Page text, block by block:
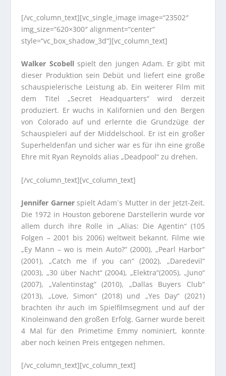
[/vc_column_text][vc_single_image image=“23502″
img_size=“620×300″ alignment=“center“
style=“vc_box_shadow_3d“][vc_column_text]
Walker Scobell spielt den jungen Adam. Er gibt mit
dieser Produktion sein Debüt und liefert eine große
schauspielerische Leistung ab. Ein weiterer Film mit
dem Titel „Secret Headquarters“ wird derzeit
produziert. Er wuchs in Kalifornien und den Bergen
von Colorado auf und erlernte die Grundzüge der
Schauspieleri auf der Middelschool. Er ist ein großer
Superheldenfan und sicher war es für ihn eine große
Ehre mit Ryan Reynolds alias „Deadpool“ zu drehen.
[/vc_column_text][vc_column_text]
Jennifer Garnerspielt Adam´s Mutter in der Jetzt-Zeit.
Die 1972 in Houston geborene Darstellerin wurde vor
allem durch ihre Rolle in „Alias: Die Agentin“ (105
Folgen – 2001 bis 2006) weltweit bekannt. Filme wie
„Ey Mann – wo is mein Auto?“ (2000), „Pearl Harbor“
(2001), „Catch me if you can“ (2002), „Daredevil“
(2003), „30 über Nacht“ (2004), „Elektra“(2005), „Juno“
(2007), „Valentinstag“ (2010), „Dallas Buyers Club“
(2013), „Love, Simon“ (2018) und „Yes Day“ (2021)
brachten ihr auch im Spielfilmsegment und auf der
Kinoleinwand den großen Erfolg. Garner wurde bereit
4 Mal für den Primetime Emmy nominiert, konnte
aber noch keinen Preis entgegen nehmen.
[/vc_column_text][vc_column_text]